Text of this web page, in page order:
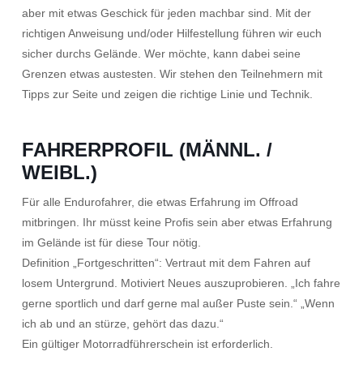
aber mit etwas Geschick für jeden machbar sind. Mit der
richtigen Anweisung und/oder Hilfestellung führen wir euch
sicher durchs Gelände. Wer möchte, kann dabei seine
Grenzen etwas austesten. Wir stehen den Teilnehmern mit
Tipps zur Seite und zeigen die richtige Linie und Technik.
FAHRERPROFIL (MÄNNL. /
WEIBL.)
Für alle Endurofahrer, die etwas Erfahrung im Offroad
mitbringen. Ihr müsst keine Profis sein aber etwas Erfahrung
im Gelände ist für diese Tour nötig.
Definition „Fortgeschritten“: Vertraut mit dem Fahren auf
losem Untergrund. Motiviert Neues auszuprobieren. „Ich fahre
gerne sportlich und darf gerne mal außer Puste sein.“ „Wenn
ich ab und an stürze, gehört das dazu.“
Ein gültiger Motorradführerschein ist erforderlich.